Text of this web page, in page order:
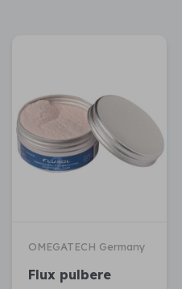
OMEGATECH Germany
Flux pulbere